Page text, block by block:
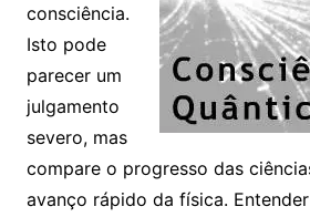
consciência.
Isto pode
parecer um
julgamento
severo, mas
compare o progresso das
avanço rápido da física.